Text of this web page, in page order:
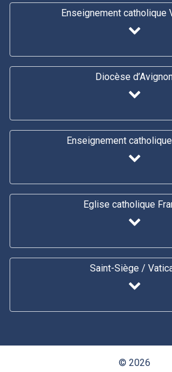
Enseignement catholique
Diocèse
Enseignement
Eglise catholique
Saint-Siège /
© 2026